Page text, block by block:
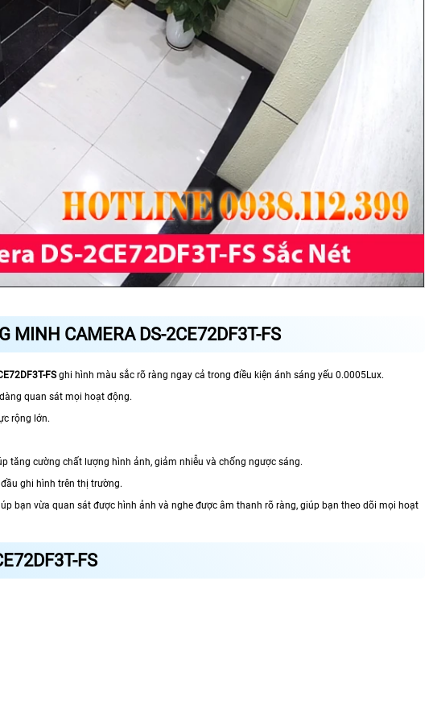
MINH CAMERA DS-2CE72DF3T-FS
FSghi hình màu sắc rõ ràng ngay cả trong điều kiện ánh sáng yếu 0.0005Lux.
quan sát mọi hoạt động.
rộng lớn.
tăng cường chất lượng hình ảnh, giảm nhiễu và chống ngược sáng.
ghi hình trên thị trường.
bạn vừa quan sát được hình ảnh và nghe được âm thanh rõ ràng, giúp bạn theo dõi mọi hoạt
FS